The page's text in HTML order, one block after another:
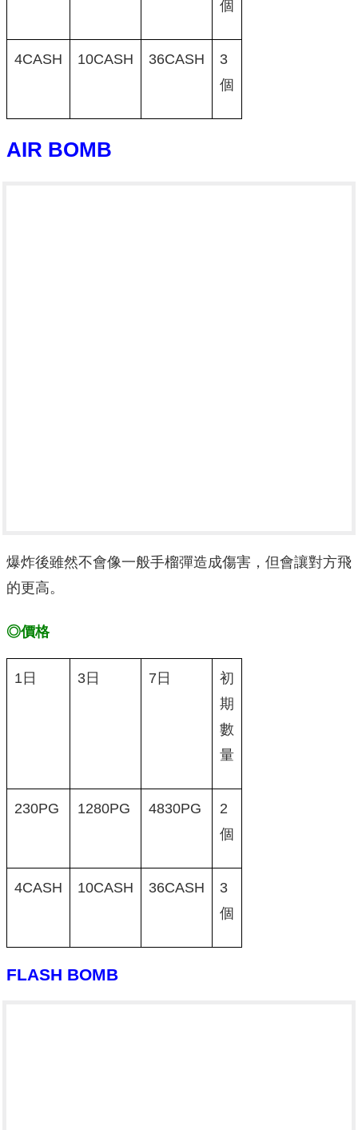
個
4CASH 10CASH 36CASH
3
個
AIR BOMB
爆炸後雖然不會像一般手榴彈造成傷害，但會讓對方飛
的更高。
◎價格
1日 3日 7日
初
期
數
量
230PG 1280PG 4830PG
2
個
4CASH 10CASH 36CASH
3
個
FLASH BOMB